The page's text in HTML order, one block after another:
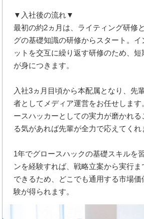
▼入社後の流れ▼
最初の約2ヵ月は、ライティング研修
グの基礎知識の研修からスタート。
ットを交互に繰り返す研修のため、
が身につきます。
入社3ヵ月目頃から本配属となり、先
者としてメディア運営をお任せします
ースハッカーとしての実力が磨かれ
る気があれば先輩が全力で応えてくれ
1年でグロースハックの基礎スキルを
ンを経験すれば、戦略立案から実行
できるため、どこでも通用する市場
験が得られます。